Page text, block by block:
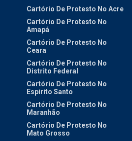
Cartório De Protesto No Acre
Cartório De Protesto No
Amapá
Cartório De Protesto No
Ceara
Cartório De Protesto No
Distrito Federal
Cartório De Protesto No
Espirito Santo
Cartório De Protesto No
Maranhão
Cartório De Protesto No
Mato Grosso